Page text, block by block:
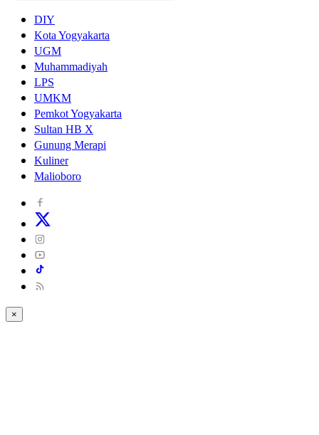
DIY
Kota Yogyakarta
UGM
Muhammadiyah
LPS
UMKM
Pemkot Yogyakarta
Sultan HB X
Gunung Merapi
Kuliner
Malioboro
×